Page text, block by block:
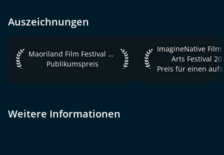
Auszeichnungen
Maoriland Film Festival 2018 Publikumspreis
Maoriland Film Festival 2018
Publikumspreis
ImagineNative Film
Arts Festival
Weitere Informationen